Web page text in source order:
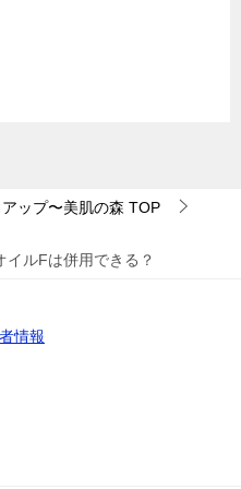
ップ〜美肌の森 TOP
イルFは併用できる？
情報